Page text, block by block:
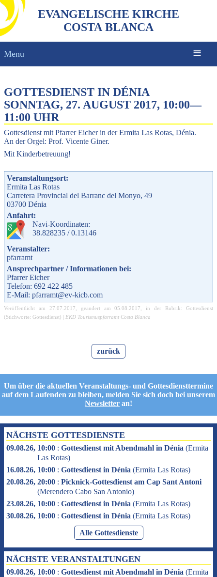
EVANGELISCHE KIRCHE
COSTA BLANCA
Menu
GOTTESDIENST IN DÉNIA
SONNTAG, 27. AUGUST 2017, 10:00—
11:00 UHR
Gottesdienst mit Pfarrer Eicher in der Ermita Las Rotas, Dénia.
An der Orgel: Prof. Vicente Giner.
Mit Kinderbetreuung!
Veranstaltungsort:
Ermita Las Rotas
Carretera Provincial del Barranc del Monyo, 49
03700 Dénia
Anfahrt:
Navi-Koordinaten:
38.828235 / 0.13146
Veranstalter:
pfarramt
Ansprechpartner / Informationen bei:
Pfarrer Eicher
Telefon: 692 422 485
E-Mail: pfarramt@ev-kicb.com
Veröffentlicht am 27.07.2017 , geändert am05.08.2017 , in der Rubrik:Gottesdienst
(Stichworte: Gottesdienst) | EKD Tourismuspfarramt Costa Blanca
zurück
Um über die aktuellen Veranstaltungs- und Gottesdiensttermine
auf dem Laufenden zu bleiben, melden Sie sich doch bei unserem
Newsletter an!
NÄCHSTE GOTTESDIENSTE
09.08.26, 10:00 : Gottesdienst mit Abendmahl in Dénia (Ermita
Las Rotas)
16.08.26, 10:00 : Gottesdienst in Dénia (Ermita Las Rotas)
20.08.26, 20:00 : Picknick-Gottesdienst am Cap Sant Antoni
(Merendero Cabo San Antonio)
23.08.26, 10:00 : Gottesdienst in Dénia (Ermita Las Rotas)
30.08.26, 10:00 : Gottesdienst in Dénia (Ermita Las Rotas)
Alle Gottesdienste
NÄCHSTE VERANSTALTUNGEN
09.08.26, 10:00 : Gottesdienst mit Abendmahl in Dénia (Ermita